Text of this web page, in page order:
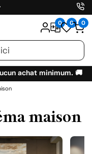
0 0 0
achat minimum. 🚚
maison